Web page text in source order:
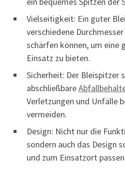
Vielseitigkeit: Ein guter
verschiedene
schärfen können, um eine
Einsatz zu bieten.
Sicherheit: Der Bleispitzer
abschließbare
Verletzungen und Unfälle
vermeiden.
Design: Nicht nur die
sondern auch das Design
und zum Einsatzort